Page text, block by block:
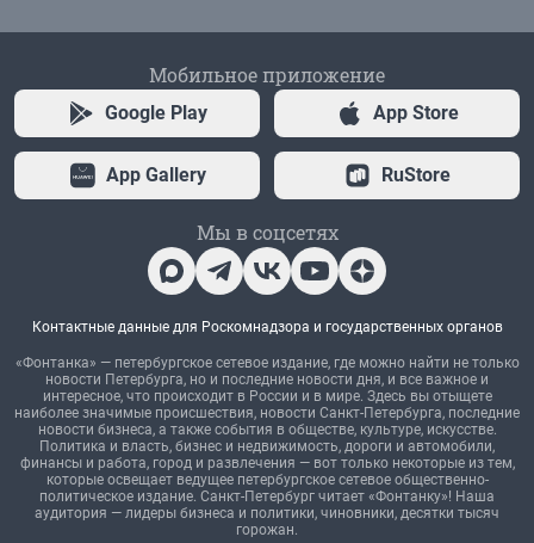
Мобильное приложение
Google Play App Store
App Gallery RuStore
Мы в соцсетях
Контактные данные для Роскомнадзора и государственных органов
«Фонтанка» — петербургское сетевое издание, где можно найти не только
новости Петербурга, но и последние новости дня, и все важное и
интересное, что происходит в России и в мире. Здесь вы отыщете
наиболее значимые происшествия, новости Санкт-Петербурга, последние
новости бизнеса, а также события в обществе, культуре, искусстве.
Политика и власть, бизнес и недвижимость, дороги и автомобили,
финансы и работа, город и развлечения — вот только некоторые из тем,
которые освещает ведущее петербургское сетевое общественно-
политическое издание. Санкт-Петербург читает «Фонтанку»! Наша
аудитория — лидеры бизнеса и политики, чиновники, десятки тысяч
горожан.